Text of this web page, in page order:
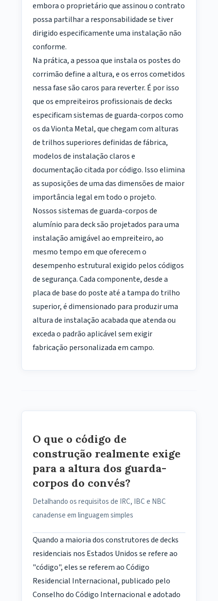
embora o proprietário que assinou o contrato
possa partilhar a responsabilidade se tiver
dirigido especificamente uma instalação não
conforme.
Na prática, a pessoa que instala os postes do
corrimão define a altura, e os erros cometidos
nessa fase são caros para reverter. É por isso
que os empreiteiros profissionais de decks
especificam sistemas de guarda-corpos como
os da Vionta Metal, que chegam com alturas
de trilhos superiores definidas de fábrica,
modelos de instalação claros e
documentação citada por código. Isso elimina
as suposições de uma das dimensões de maior
importância legal em todo o projeto.
Nossos sistemas de guarda-corpos de
alumínio para deck são projetados para uma
instalação amigável ao empreiteiro, ao
mesmo tempo em que oferecem o
desempenho estrutural exigido pelos códigos
de segurança. Cada componente, desde a
placa de base do poste até a tampa do trilho
superior, é dimensionado para produzir uma
altura de instalação acabada que atenda ou
exceda o padrão aplicável sem exigir
fabricação personalizada em campo.
O que o código de
construção realmente exige
para a altura dos guarda-
corpos do convés?
Detalhando os requisitos de IRC, IBC e NBC
canadense em linguagem simples
Quando a maioria dos construtores de decks
residenciais nos Estados Unidos se refere ao
"código", eles se referem ao Código
Residencial Internacional, publicado pelo
Conselho do Código Internacional e adotado